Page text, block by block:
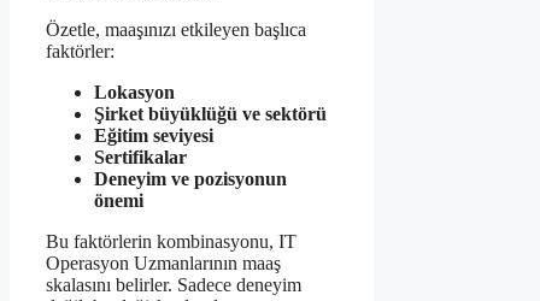
Özetle, maaşınızı etkileyen başlıca
faktörler:
Lokasyon
Şirket büyüklüğü ve sektörü
Eğitim seviyesi
Sertifikalar
Deneyim ve pozisyonun
önemi
Bu faktörlerin kombinasyonu, IT
Operasyon Uzmanlarının maaş
skalasını belirler. Sadece deneyim